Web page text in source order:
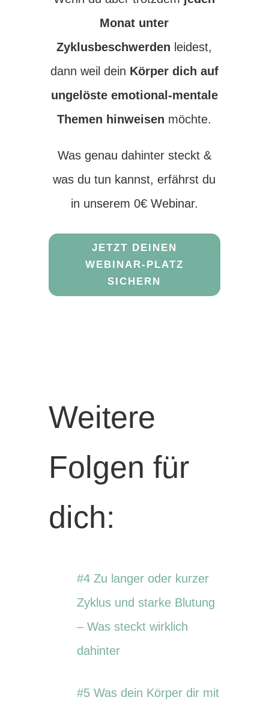
Monat unter
Zyklusbeschwerden leidest,
dann weil dein Körper dich auf
ungelöste emotional-mentale
Themen hinweisen möchte.
Was genau dahinter steckt &
was du tun kannst, erfährst du
in unserem 0€ Webinar.
JETZT DEINEN
WEBINAR-PLATZ
SICHERN
Weitere
Folgen für
dich:
#4 Zu langer oder kurzer
Zyklus und starke Blutung
– Was steckt wirklich
dahinter
#5 Was dein Körper dir mit